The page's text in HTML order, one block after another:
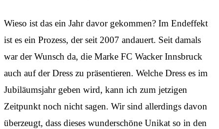
Wieso ist das ein Jahr davor gekommen? Im Endeffekt
ist es ein Prozess, der seit 2007 andauert. Seit damals
war der Wunsch da, die Marke FC Wacker Innsbruck
auch auf der Dress zu präsentieren. Welche Dress es im
Jubiläumsjahr geben wird, kann ich zum jetzigen
Zeitpunkt noch nicht sagen. Wir sind allerdings davon
überzeugt, dass dieses wunderschöne Unikat so in den